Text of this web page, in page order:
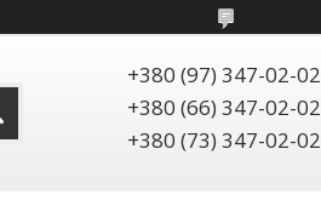
+380 (97) 347-02-02
+380 (66) 347-02-02
+380 (73) 347-02-02